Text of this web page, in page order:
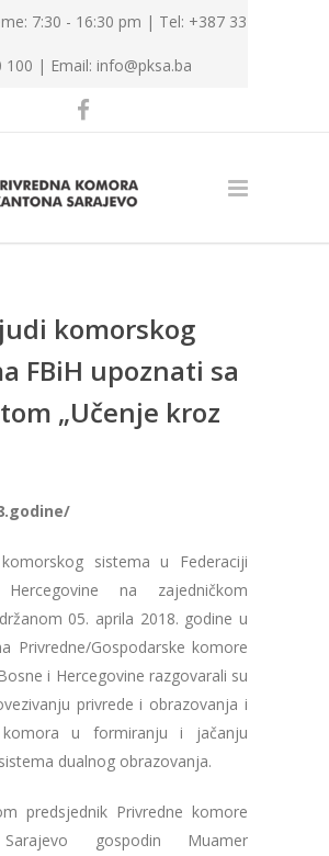
7:30 - 16:30 pm | Tel: +387 33
100 | Email: info@pksa.ba
komorskog
FBiH upoznati sa
„Učenje kroz
sistema u Federaciji
na zajedničkom
05. aprila 2018. godine u
Privredne/Gospodarske komore
i Hercegovine razgovarali su
privrede i obrazovanja i
komora u formiranju i jačanju
dualnog obrazovanja.
predsjednik Privredne komore
gospodin Muamer